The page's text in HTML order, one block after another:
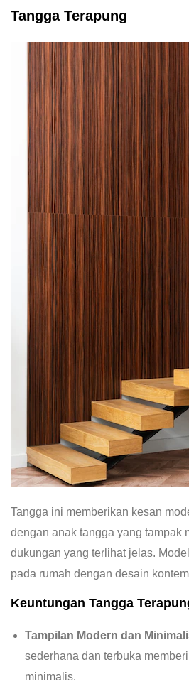
Tangga Terapung
Tangga ini memberikan kesan
dengan anak tangga yang tampak
dukungan yang terlihat jelas.
pada rumah dengan desain
Keuntungan Tangga
Tampilan Modern dan
sederhana dan terbuka
minimalis.